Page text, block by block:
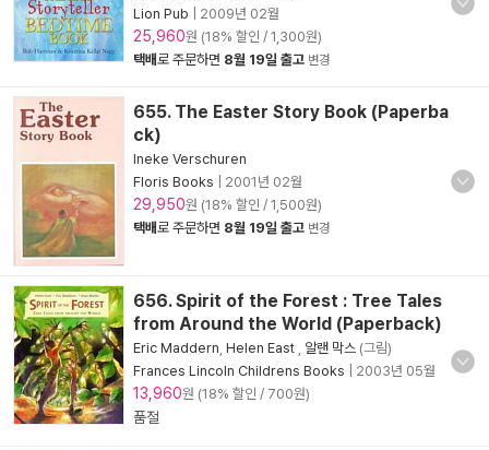
Lion Pub
2009년 02월
25,960원 (18% 할인 / 1,300원)
택배로 주문하면 8월 19일 출고 변경
655. The Easter Story Book (Paperba
ck)
Ineke Verschuren
Floris Books
2001년 02월
29,950원 (18% 할인 / 1,500원)
택배로 주문하면 8월 19일 출고 변경
656. Spirit of the Forest : Tree Tales
from Around the World (Paperback)
Eric Maddern Helen East 알랜 막스 (그림)
Frances Lincoln Childrens Books
2003년 05월
13,960원 (18% 할인 / 700원)
품절